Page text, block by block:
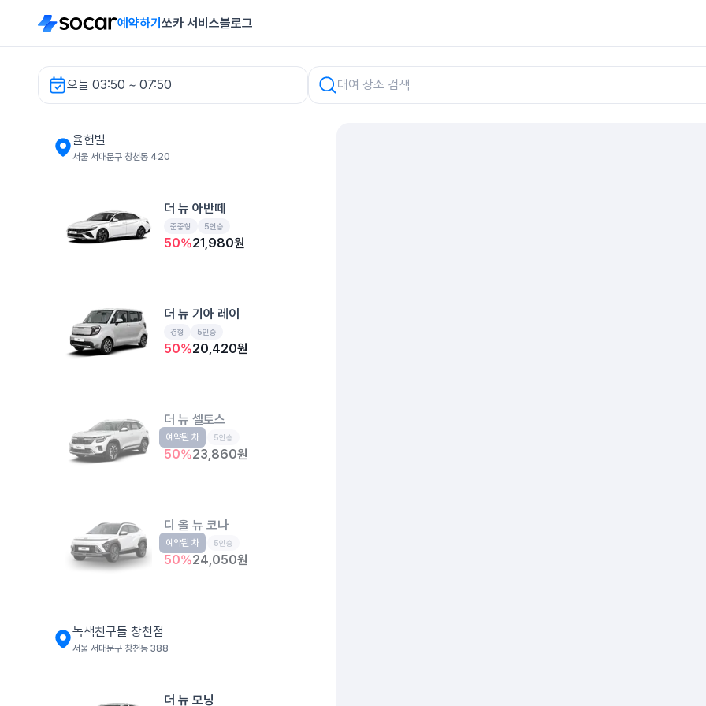
예약하기 쏘카 서비스블로그
오늘 03:50 ~ 07:50
율헌빌
서울 서대문구 창천동 420
더 뉴 아반떼
준중형 5인승
50%21,980원
더 뉴 기아 레이
경형 5인승
50%20,420원
더 뉴 셀토스
소형SUV 5인승
50%23,860원
예약된 차
디 올 뉴 코나
소형SUV 5인승
50%24,050원
예약된 차
녹색친구들 창천점
서울 서대문구 창천동 388
더 뉴 모닝